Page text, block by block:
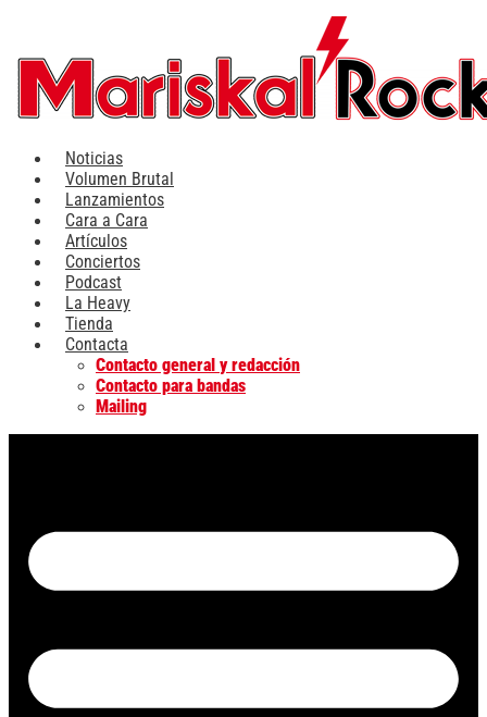
contenido
Noticias
Volumen Brutal
Lanzamientos
Cara a Cara
Artículos
Conciertos
Podcast
La Heavy
Tienda
Contacta
Contacto general y redacción
Contacto para bandas
Mailing